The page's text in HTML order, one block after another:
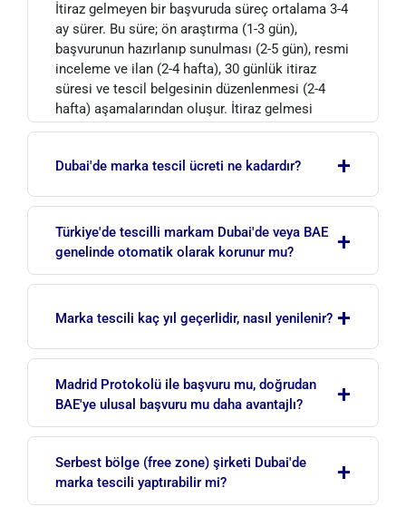
İtiraz gelmeyen bir başvuruda süreç ortalama 3-4
ay sürer. Bu süre; ön araştırma (1-3 gün),
başvurunun hazırlanıp sunulması (2-5 gün), resmi
inceleme ve ilan (2-4 hafta), 30 günlük itiraz
süresi ve tescil belgesinin düzenlenmesi (2-4
hafta) aşamalarından oluşur. İtiraz gelmesi
halinde süreç uzayabilir.
Dubai'de marka tescil ücreti ne kadardır? +
itiraz sürecine göre değişir. Güncel yaklaşık
ücret tablosunu sayfamızın 'Dubai'de Marka
Tescil Fiyatları' bölümünde bulabilirsiniz. Size
teklif alabilirsiniz.
Türkiye'de tescilli markam Dubai'de veya BAE
genelinde otomatik olarak korunur mu?
+
Marka Kurumu'na yaptırdığınız tescil yalnızca
faaliyet gösterecek veya markanızı bu bölgede
korumak isteyen işletmelerin, markalarını ayrıca
BAE'de (doğrudan ulusal başvuru veya Madrid
Protokolü üzerinden) tescil ettirmesi gerekir.
Marka tescili kaç yıl geçerlidir, nasıl yenilenir? +
korunur. Bu sürenin sonunda, belirli bir yenileme
ücreti ödenerek markanın koruması 10'ar yıllık
dönemler halinde süresiz olarak uzatılabilir.
Madrid Protokolü ile başvuru mu, doğrudan
BAE'ye ulusal başvuru mu daha avantajlı?
+
olmuştur. Yalnızca BAE'de koruma
hedefleniyorsa doğrudan ulusal başvuru
Serbest bölge (free zone) şirketi Dubai'de
marka tescili yaptırabilir mi?
+